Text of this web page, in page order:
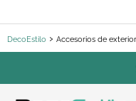
DecoEstilo Accesorios de exterior